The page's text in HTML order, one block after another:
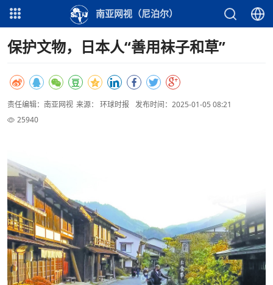
南亚网视（尼泊尔）
保护文物，日本人“善用袜子和草”
责任编辑：南亚网视 来源： 环球时报
发布时间：2025-01-05 08:21
25940